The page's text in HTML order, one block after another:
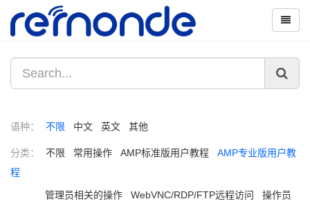
语种： 不限 中文 英文 其他
分类： 不限 常用操作 AMP标准版用户教程
AMP专业版用户教
程
管理员相关的操作 WebVNC/RDP/FTP远程访问
操作员